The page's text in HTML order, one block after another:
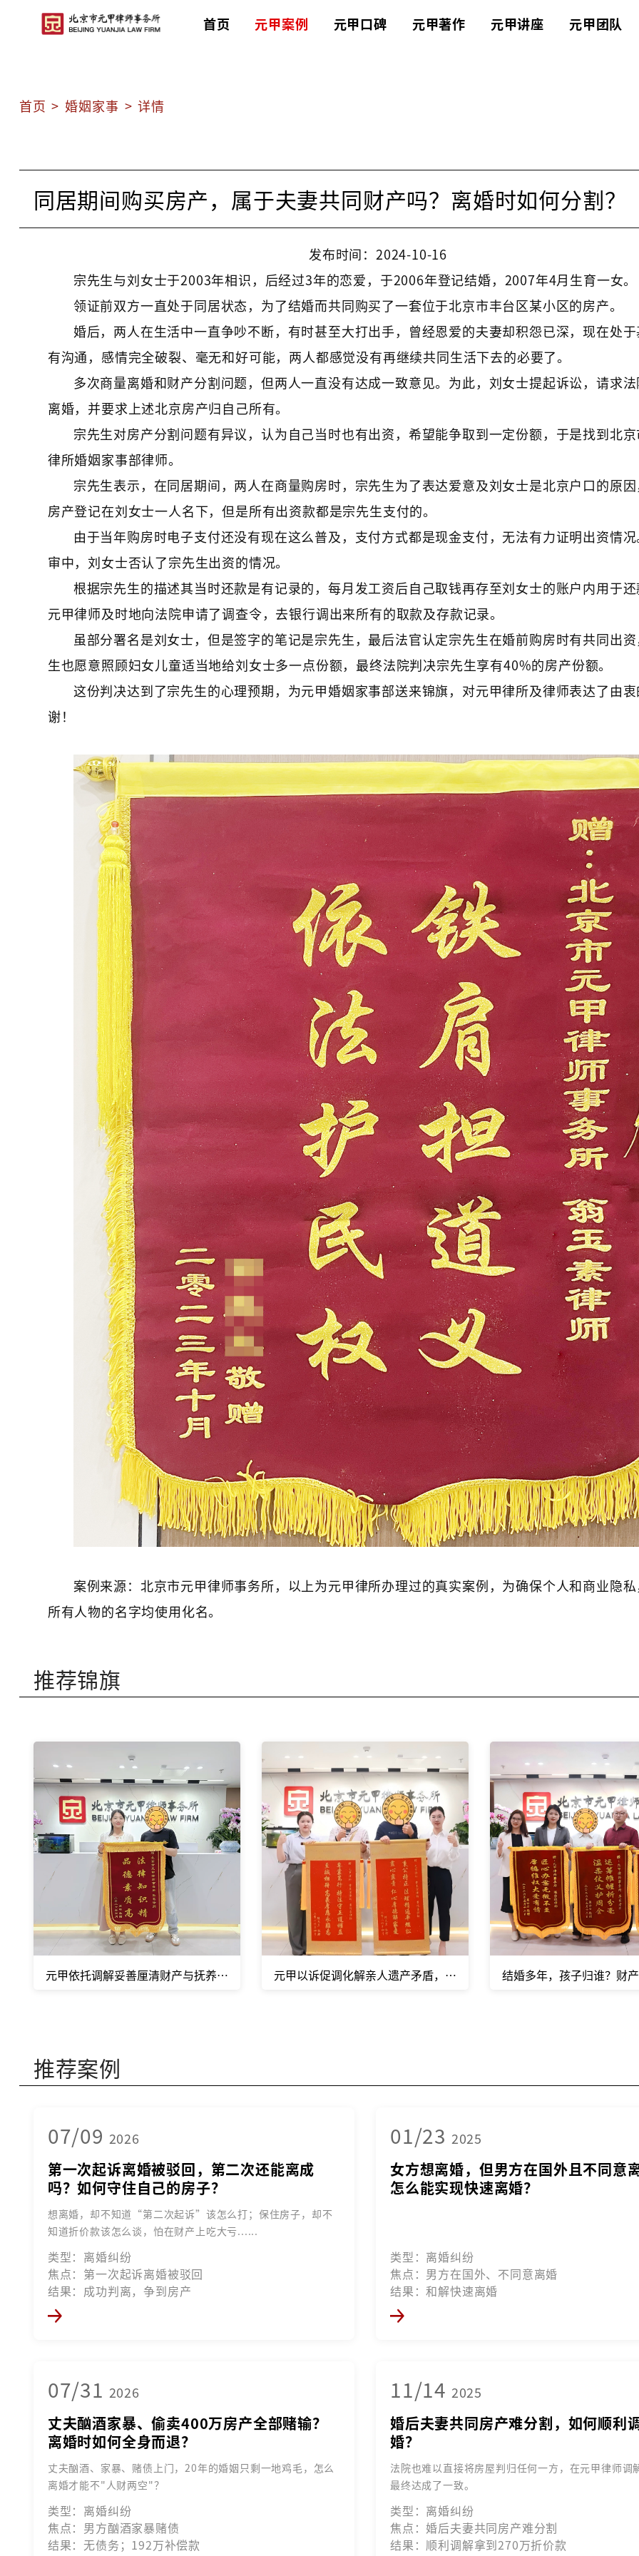
首页 元甲案例 元甲口碑 元甲著作 元甲讲座 元甲团队
首页 > 婚姻家事 > 详情
同居期间购买房产，属于夫妻共同财产吗？离婚时如何分割？
发布时间：2024-10-16
宗先生与刘女士于2003年相识，后经过3年的恋爱，于2006年登记结婚，2007年4月生育一女。
领证前双方一直处于同居状态，为了结婚而共同购买了一套位于北京市丰台区某小区的房产。
婚后，两人在生活中一直争吵不断，有时甚至大打出手，曾经恩爱的夫妻却积怨已深，现在处
有沟通，感情完全破裂、毫无和好可能，两人都感觉没有再继续共同生活下去的必要了。
多次商量离婚和财产分割问题，但两人一直没有达成一致意见。为此，刘女士提起诉讼，请求
离婚，并要求上述北京房产归自己所有。
宗先生对房产分割问题有异议，认为自己当时也有出资，希望能争取到一定份额，于是找到北
律所婚姻家事部律师。
宗先生表示，在同居期间，两人在商量购房时，宗先生为了表达爱意及刘女士是北京户口的原
房产登记在刘女士一人名下，但是所有出资款都是宗先生支付的。
由于当年购房时电子支付还没有现在这么普及，支付方式都是现金支付，无法有力证明出资情
审中，刘女士否认了宗先生出资的情况。
根据宗先生的描述其当时还款是有记录的，每月发工资后自己取钱再存至刘女士的账户内用于
元甲律师及时地向法院申请了调查令，去银行调出来所有的取款及存款记录。
虽部分署名是刘女士，但是签字的笔记是宗先生，最后法官认定宗先生在婚前购房时有共同出
生也愿意照顾妇女儿童适当地给刘女士多一点份额，最终法院判决宗先生享有40%的房产份额。
这份判决达到了宗先生的心理预期，为元甲婚姻家事部送来锦旗，对元甲律所及律师表达了由
谢！
案例来源：北京市元甲律师事务所，以上为元甲律所办理过的真实案例，为确保个人和商业隐
所有人物的名字均使用化名。
推荐锦旗
元甲依托调解妥善厘清财产与抚养权，体面告别婚姻。元甲以诉促调化解亲人遗产矛盾，妥善分产、修复亲情结婚多年，孩子归谁？财
推荐案例
07/09 2026
第一次起诉离婚被驳回，第二次还能离成
吗？如何守住自己的房子？
想离婚，却不知道“第二次起诉”该怎么打；保住房子，却不
知道折价款该怎么谈，怕在财产上吃大亏......
类型：离婚纠纷
焦点：第一次起诉离婚被驳回
结果：成功判离，争到房产
01/23 2025
女方想离婚，但男方在国外且不同意
怎么能实现快速离婚？
类型：离婚纠纷
焦点：男方在国外、不同意离婚
结果：和解快速离婚
07/31 2026
丈夫酗酒家暴、偷卖400万房产全部赌输？
离婚时如何全身而退？
丈夫酗酒、家暴、赌债上门，20年的婚姻只剩一地鸡毛，怎么
离婚才能不"人财两空"？
类型：离婚纠纷
焦点：男方酗酒家暴赌债
结果：无债务；192万补偿款
11/14 2025
婚后夫妻共同房产难分割，如何顺利
婚？
法院也难以直接将房屋判归任何一方，在元甲律师调
最终达成了一致。
类型：离婚纠纷
焦点：婚后夫妻共同房产难分割
结果：顺利调解拿到270万折价款